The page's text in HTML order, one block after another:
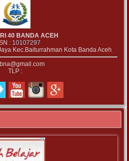
40 BANDA ACEH
: 10107297
Kec.Baiturrahman Kota Banda Aceh
TLP :